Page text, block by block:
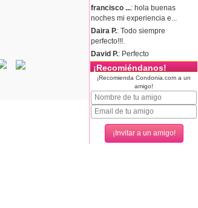
francisco ...: hola buenas
noches mi experiencia e...
Daira P.: Todo siempre
perfecto!!!.
David P.: Perfecto
¡Recomiéndanos!
¡Recomienda Condonia.com a un
amigo!